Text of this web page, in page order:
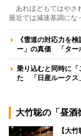
あれほどもてはやさ
最近では減速基調にな
《雪道の対応力を
ー」の真価 「ター
乗り込むと同時に
た 「日産ルークス
大竹聡の「昼酒
【大